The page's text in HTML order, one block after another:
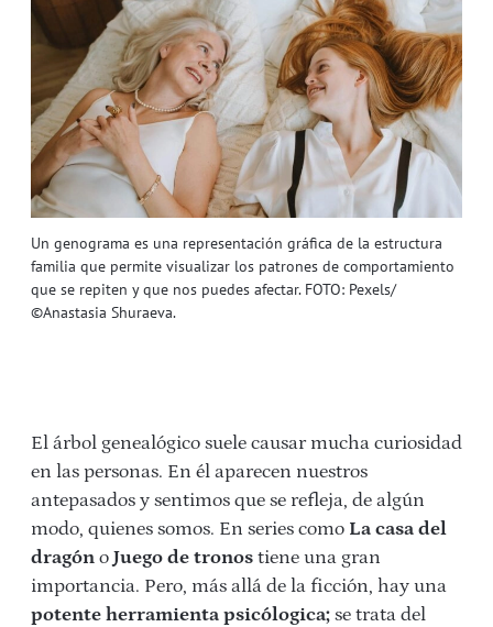
Un genograma es una representación gráfica de la estructura
familia que permite visualizar los patrones de comportamiento
que se repiten y que nos puedes afectar. FOTO: Pexels/
©Anastasia Shuraeva.
El árbol genealógico suele causar mucha curiosidad
en las personas. En él aparecen nuestros
antepasados y sentimos que se refleja, de algún
modo, quienes somos. En series como La casa del
dragón o Juego de tronos tiene una gran
importancia. Pero, más allá de la ficción, hay una
potente herramienta psicólogica; se trata del